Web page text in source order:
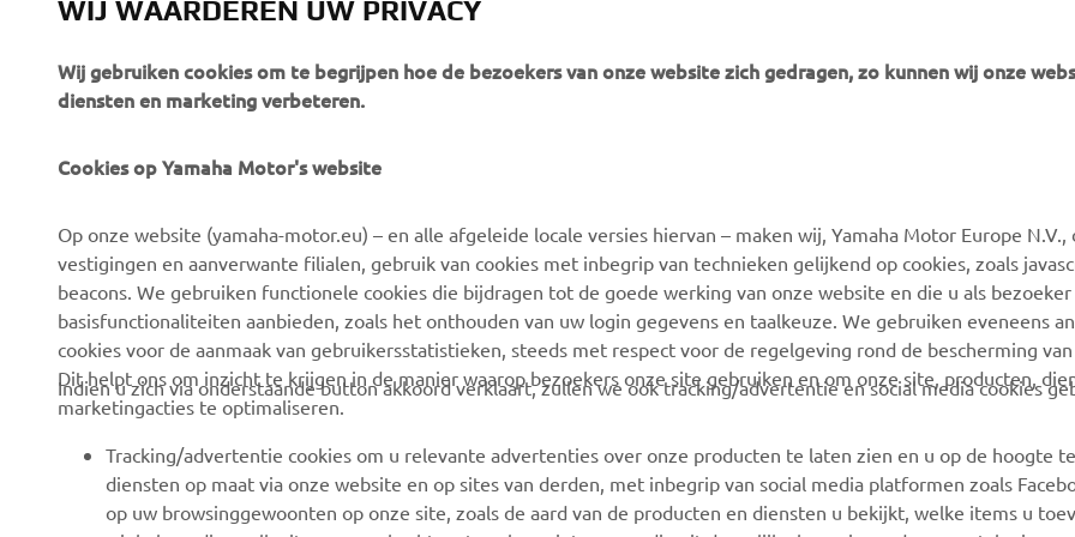
CORPORATE
Over ons
Nieuws
Evenementen
Werken bij Yamaha
Dealer worden
Mensenrechtenbeleid
BUSINESS
eBike-systemen
Autoriteiten
Golfterreinen
Eerstehulpverleners
Rijscholen
Robotics
Partnerschappen
MyYamaha
Yamaha Music
Yamaha Racing
Yamaha Motor Global
Webshop Support
Onderdelen Catalogus
Onderhoudsafspraak
maken
Vind een Yamaha-dealer
Afvalbatterijen
WIJ WAARDEREN UW PRIVACY
Wij gebruiken cookies om te begrijpen hoe de bezoekers van onze website zich gedragen, zo kunnen wij onze
diensten en marketing verbeteren.
Cookies op Yamaha Motor's website
Op onze website (yamaha-motor.eu) – en alle afgeleide locale versies hiervan – maken wij, Yamaha Motor Europe N.V.,
vestigingen en aanverwante filialen, gebruik van cookies met inbegrip van technieken gelijkend op cookies, zoals
beacons. We gebruiken functionele cookies die bijdragen tot de goede werking van onze website en die u als bezoeker
basisfunctionaliteiten aanbieden, zoals het onthouden van uw login gegevens en taalkeuze. We gebruiken eveneens
cookies voor de aanmaak van gebruikersstatistieken, steeds met respect voor de regelgeving rond de bescherming
Dit helpt ons om inzicht te krijgen in de manier waarop bezoekers onze site gebruiken en om onze site, producten,
marketingacties te optimaliseren.
Indien u zich via onderstaande button akkoord verklaart, zullen we ook tracking/advertentie en social media cookies
Tracking/advertentie cookies om u relevante advertenties over onze producten te laten zien en u op de hoogte
diensten op maat via onze website en op sites van derden, met inbegrip van social media platformen zoals
op uw browsinggewoonten op onze site, zoals de aard van de producten en diensten u bekijkt, welke items u